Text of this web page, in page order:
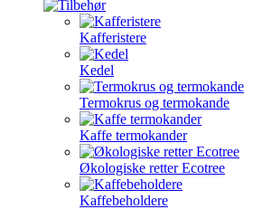
Kafferistere
Kedel
Termokrus og termokande
Kaffe termokander
Økologiske retter Ecotree
Kaffebeholdere